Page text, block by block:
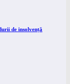
de insolvență